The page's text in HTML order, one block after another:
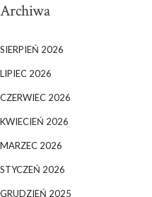
Archiwa
SIERPIEŃ 2026
LIPIEC 2026
CZERWIEC 2026
KWIECIEŃ 2026
MARZEC 2026
STYCZEŃ 2026
GRUDZIEŃ 2025